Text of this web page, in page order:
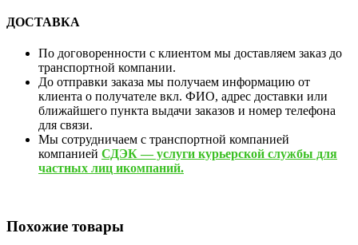
ДОСТАВКА
По договоренности с клиентом мы доставляем заказ до
транспортной компании.
До отправки заказа мы получаем информацию от
клиента о получателе вкл. ФИО, адрес доставки или
ближайшего пункта выдачи заказов и номер телефона
для связи.
Мы сотрудничаем с транспортной компанией
компанией СДЭК — услуги курьерской службы для
частных лиц икомпаний.
Похожие товары